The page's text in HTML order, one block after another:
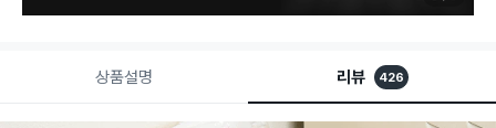
상품설명 리뷰 426